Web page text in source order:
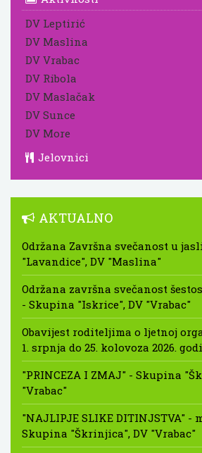
DV Leptirić
DV Maslina
DV Vrabac
DV Ribola
DV Maslačak
DV Sunce
DV More
Jelovnici
AKTUALNO
Održana Završna svečanost u
"Lavandice", DV "Maslina"
Održana završna svečanost
- Skupina "Iskrice", DV "Vrabac"
Obavijest roditeljima o ljetnoj
1. srpnja do 25. kolovoza 2026.
"PRINCEZA I ZMAJ" - Skupina
"Vrabac"
"NAJLIPJE SLIKE DITINJSTVA" -
Skupina "Škrinjica", DV "Vrabac"